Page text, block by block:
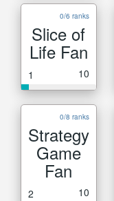
0/6 ranks
Slice of
Life Fan
1 10
0/8 ranks
Strategy
Game
Fan
2 10